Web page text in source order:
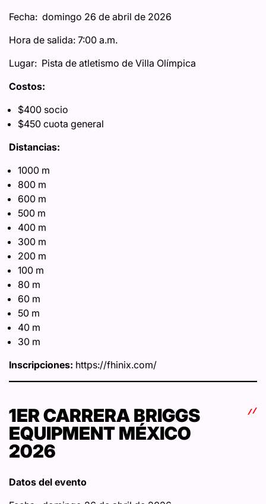
Fecha: domingo 26 de abril de 2026
Hora de salida: 7:00 a.m.
Lugar: Pista de atletismo de Villa Olímpica
Costos:
$400 socio
$450 cuota general
Distancias:
1000 m
800 m
600 m
500 m
400 m
300 m
200 m
100 m
80 m
60 m
50 m
40 m
30 m
Inscripciones: https://fhinix.com/
1ER CARRERA BRIGGS
EQUIPMENT MÉXICO
2026
Datos del evento